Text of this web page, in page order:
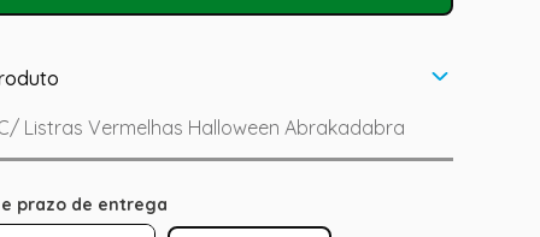
Listras Vermelhas Halloween Abrakadabra